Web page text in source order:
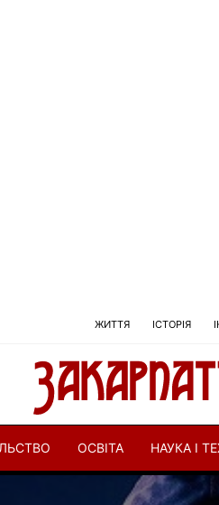
ЖИТТЯ ІСТОРІЯ
ОСВІТА НАУКА І